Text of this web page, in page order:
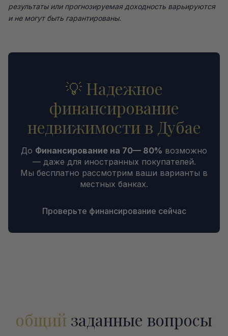
результаты или прогнозируемая доходность варьируются
и не могут быть гарантированы.
💡 Надежное
финансирование
недвижимости в Дубае
До Финансирование на 70— 80% возможно
— даже для иностранных покупателей.
Мы бесплатно рассмотрим ваши варианты в
местных банках.
Проверьте финансирование сейчас
общий заданные вопросы